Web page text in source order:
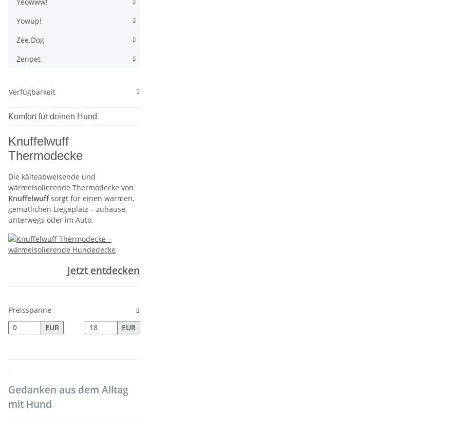
Yowup!
Zee.Dog
Zenpet
Verfügbarkeit
Komfort für deinen Hund
Knuffelwuff
Thermodecke
Die kälteabweisende und
wärmeisolierende Thermodecke von
Knuffelwuffsorgt für einen warmen,
gemütlichen Liegeplatz – zuhause,
unterwegs oder im Auto.
Jetzt entdecken
Preisspanne
EUR
EUR
Gedanken aus dem Alltag
mit Hund